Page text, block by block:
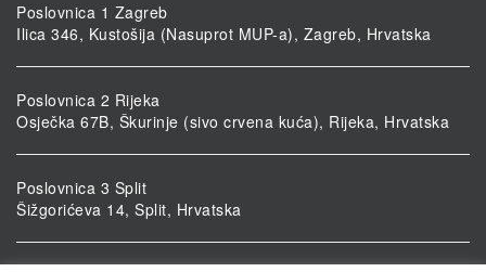
Poslovnica 1 Zagreb
Ilica 346, Kustošija (Nasuprot MUP-a), Zagreb, Hrvatska
Poslovnica 2 Rijeka
Osječka 67B, Škurinje (sivo crvena kuća), Rijeka, Hrvatska
Poslovnica 3 Split
Šižgorićeva 14, Split, Hrvatska